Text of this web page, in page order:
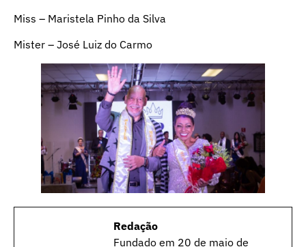
Miss – Maristela Pinho da Silva
Mister – José Luiz do Carmo
Redação
Fundado em 20 de maio de